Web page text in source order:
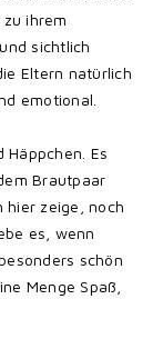
ihrem
sichtlich
Eltern natürlich
emotional.
Es
Brautpaar
hier zeige, noch
es, wenn
schön
Menge Spaß,